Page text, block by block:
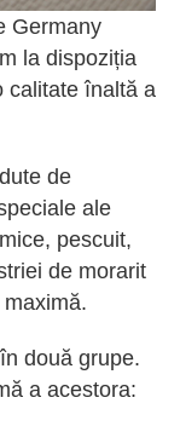
Germany
la dispoziția
calitate înaltă a
de
ale
pescuit,
de morarit
două grupe.
a acestora: